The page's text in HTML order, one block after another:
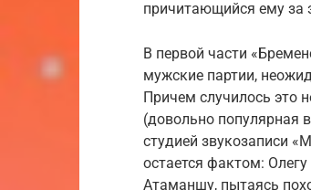
причитающийся ему за
В первой части
мужские партии,
Причем случилось это
(довольно популярная
студией звукозаписи
остается фактом:
Атаманшу, пытаясь